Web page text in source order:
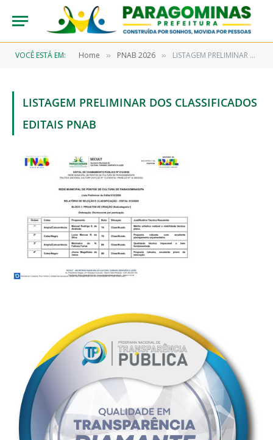
VOCÊ ESTÁ EM: Home » PNAB 2026 » LISTAGEM PRELIMINAR DOS CLASSIFICADOS EDITAIS PNAB
LISTAGEM PRELIMINAR DOS CLASSIFICADOS
EDITAIS PNAB